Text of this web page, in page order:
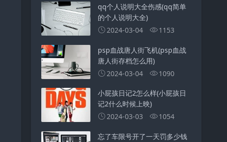
qq个人说明大全伤感(qq简单
的个人说明大全)
2024-03-04
1153
psp血战唐人街飞机(psp血战
唐人街存档怎么用)
2024-03-04
1090
小屁孩日记2怎么样(小屁孩日
记2什么时候上映)
2024-03-03
1054
忘了车限号开了一天罚多少钱